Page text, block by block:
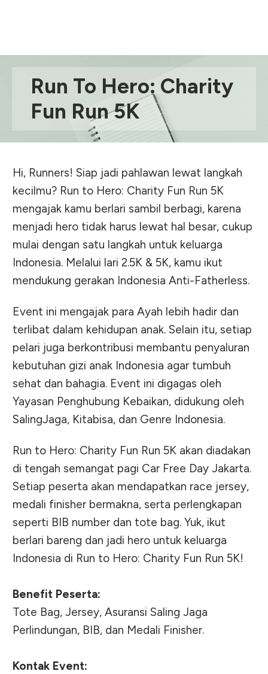
Run To Hero: Charity
Fun Run 5K
Hi, Runners! Siap jadi pahlawan lewat langkah
kecilmu? Run to Hero: Charity Fun Run 5K
mengajak kamu berlari sambil berbagi, karena
menjadi hero tidak harus lewat hal besar, cukup
mulai dengan satu langkah untuk keluarga
Indonesia. Melalui lari 2.5K & 5K, kamu ikut
mendukung gerakan Indonesia Anti-Fatherless.
Event ini mengajak para Ayah lebih hadir dan
terlibat dalam kehidupan anak. Selain itu, setiap
pelari juga berkontribusi membantu penyaluran
kebutuhan gizi anak Indonesia agar tumbuh
sehat dan bahagia. Event ini digagas oleh
Yayasan Penghubung Kebaikan, didukung oleh
SalingJaga, Kitabisa, dan Genre Indonesia.
Run to Hero: Charity Fun Run 5K akan diadakan
di tengah semangat pagi Car Free Day Jakarta.
Setiap peserta akan mendapatkan race jersey,
medali finisher bermakna, serta perlengkapan
seperti BIB number dan tote bag. Yuk, ikut
berlari bareng dan jadi hero untuk keluarga
Indonesia di Run to Hero: Charity Fun Run 5K!
Benefit Peserta:
Tote Bag, Jersey, Asuransi Saling Jaga
Perlindungan, BIB, dan Medali Finisher.
Kontak Event: